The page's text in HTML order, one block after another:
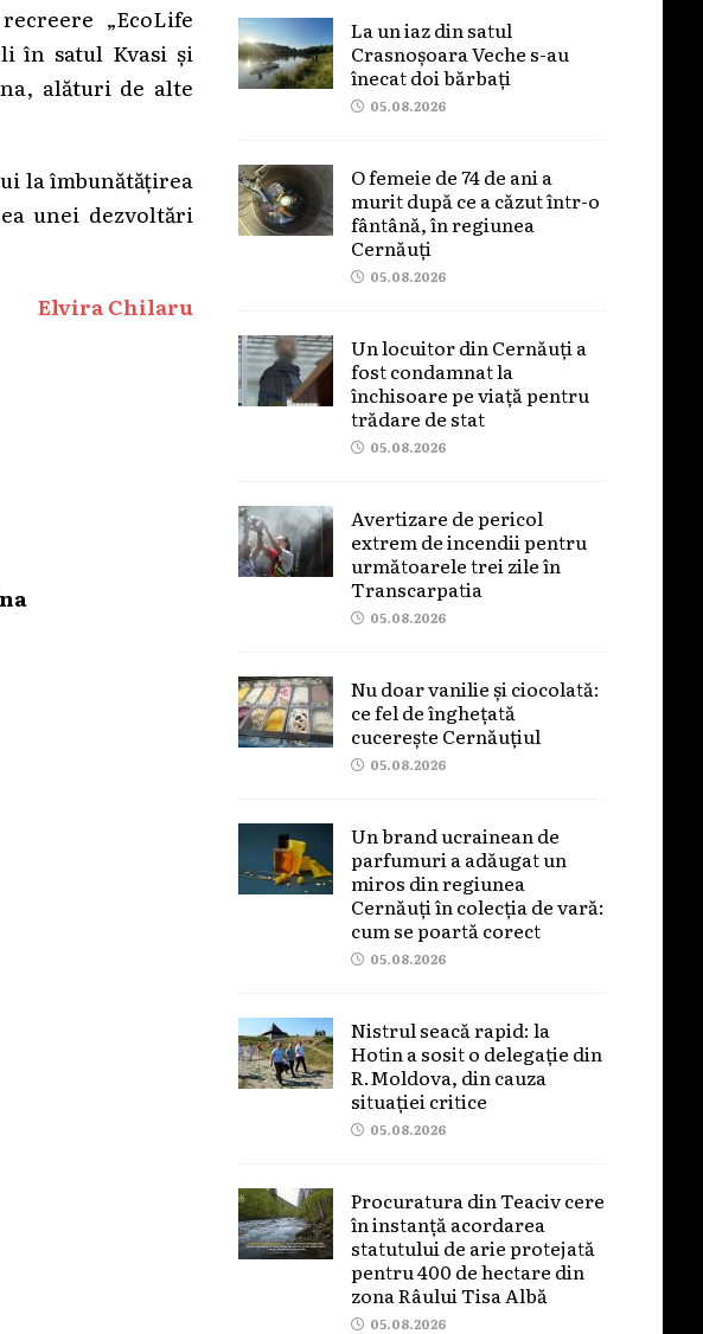
„EcoLife
în satul Kvasi și
alături de alte
la îmbunătățirea
unei dezvoltări
Elvira Chilaru
La un iaz din satul
Crasnoșoara Veche s-au
înecat doi bărbați
05.08.2026
O femeie de 74 de ani a
murit după ce a căzut într-o
fântână, în regiunea
Cernăuți
05.08.2026
Un locuitor din Cernăuți a
fost condamnat la
închisoare pe viață pentru
trădare de stat
05.08.2026
Avertizare de pericol
extrem de incendii pentru
următoarele trei zile în
Transcarpatia
05.08.2026
Nu doar vanilie și ciocolată:
ce fel de înghețată
cucerește Cernăuțiul
05.08.2026
Un brand ucrainean de
parfumuri a adăugat un
miros din regiunea
Cernăuți în colecția de vară:
cum se poartă corect
05.08.2026
Nistrul seacă rapid: la
Hotin a sosit o delegație din
R.Moldova, din cauza
situației critice
05.08.2026
Procuratura din Teaciv cere
în instanță acordarea
statutului de arie protejată
pentru 400 de hectare din
zona Râului Tisa Albă
05.08.2026